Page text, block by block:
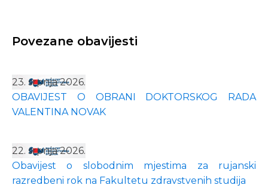
Povezane obavijesti
23. srpnja 2026.
OBAVIJEST O OBRANI DOKTORSKOG RADA
VALENTINA NOVAK
22. srpnja 2026.
Obavijest o slobodnim mjestima za rujanski
razredbeni rok na Fakultetu zdravstvenih studija